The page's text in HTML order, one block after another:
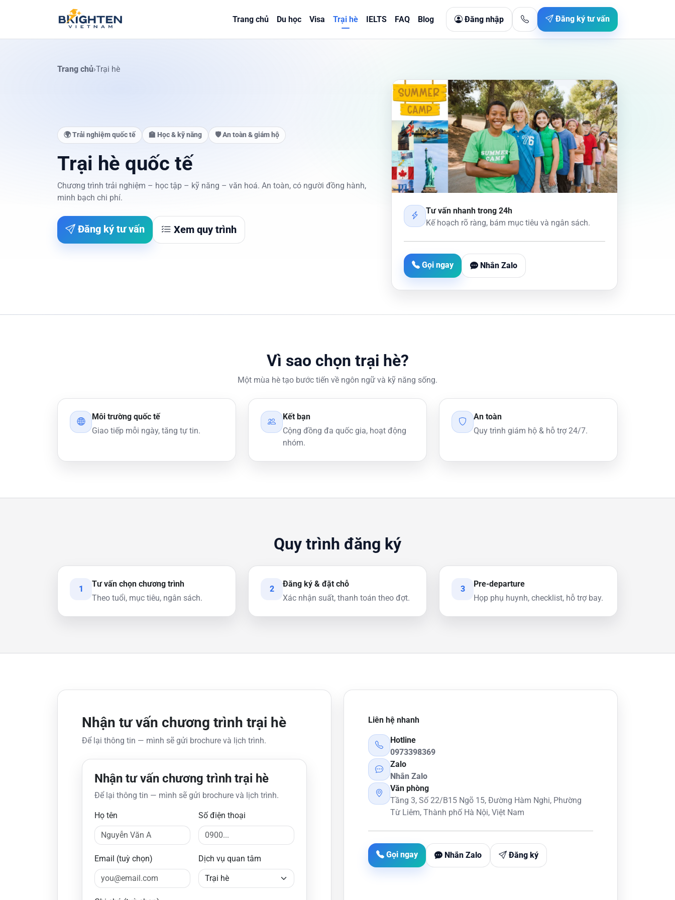
Trang chủ
Du học Visa Trại hè IELTS FAQ Blog Đăng nhập Đăng ký tư vấn
Trang chủ›Trại hè
🌍 Trải nghiệm quốc tế 🏫 Học & kỹ năng 🛡️ An toàn & giám hộ
Trại hè quốc tế
Chương trình trải nghiệm – học tập – kỹ năng – văn hoá. An toàn, có người đồng hành,
minh bạch chi phí.
Đăng ký tư vấn Xem quy trình
Tư vấn nhanh trong 24h
Kế hoạch rõ ràng, bám mục tiêu và ngân sách.
Gọi ngay Nhắn Zalo
Vì sao chọn trại hè?
Một mùa hè tạo bước tiến về ngôn ngữ và kỹ năng sống.
Môi trường quốc tế
Giao tiếp mỗi ngày, tăng tự tin.
Kết bạn
Cộng đồng đa quốc gia, hoạt động
nhóm.
An toàn
Quy trình giám hộ & hỗ trợ 24/7.
Quy trình đăng ký
1
Tư vấn chọn chương trình
Theo tuổi, mục tiêu, ngân sách.
2
Đăng ký & đặt chỗ
Xác nhận suất, thanh toán theo đợt.
3
Pre-departure
Họp phụ huynh, checklist, hỗ trợ bay.
Nhận tư vấn chương trình trại hè
Để lại thông tin — mình sẽ gửi brochure và lịch trình.
Nhận tư vấn chương trình trại hè
Để lại thông tin — mình sẽ gửi brochure và lịch trình.
Họ tên Số điện thoại
Email (tuỳ chọn) Dịch vụ quan tâm
Liên hệ nhanh
Hotline
0973398369
Zalo
Nhắn Zalo
Văn phòng
Tầng 3, Số 22/B15 Ngõ 15, Đường Hàm Nghi, Phường
Từ Liêm, Thành phố Hà Nội, Việt Nam
Gọi ngay Nhắn Zalo Đăng ký